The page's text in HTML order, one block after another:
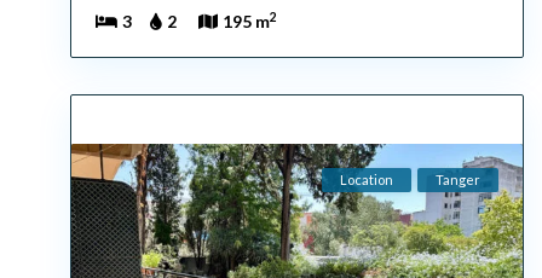
3
2 195 m2
Location Tanger